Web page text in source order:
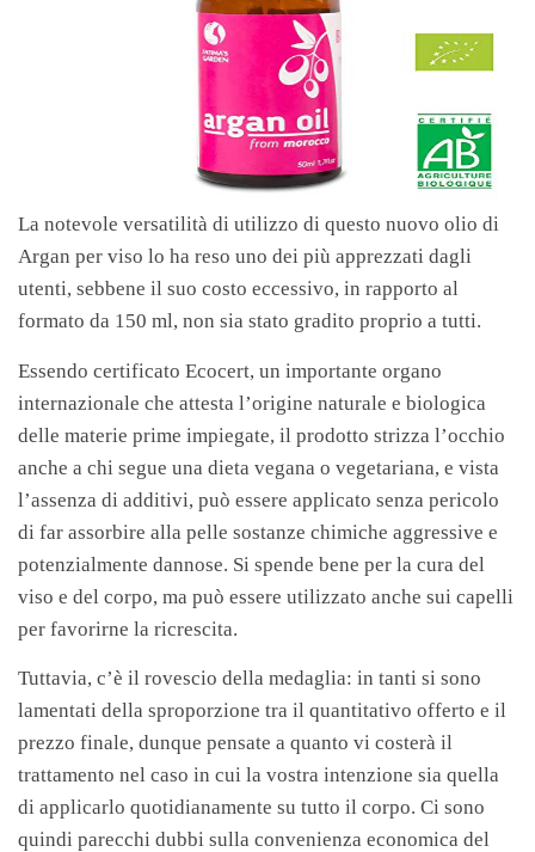
La notevole versatilità di utilizzo di questo nuovo olio di
Argan per viso lo ha reso uno dei più apprezzati dagli
utenti, sebbene il suo costo eccessivo, in rapporto al
formato da 150 ml, non sia stato gradito proprio a tutti.
Essendo certificato Ecocert, un importante organo
internazionale che attesta l’origine naturale e biologica
delle materie prime impiegate, il prodotto strizza l’occhio
anche a chi segue una dieta vegana o vegetariana, e vista
l’assenza di additivi, può essere applicato senza pericolo
di far assorbire alla pelle sostanze chimiche aggressive e
potenzialmente dannose. Si spende bene per la cura del
viso e del corpo, ma può essere utilizzato anche sui capelli
per favorirne la ricrescita.
Tuttavia, c’è il rovescio della medaglia: in tanti si sono
lamentati della sproporzione tra il quantitativo offerto e il
prezzo finale, dunque pensate a quanto vi costerà il
trattamento nel caso in cui la vostra intenzione sia quella
di applicarlo quotidianamente su tutto il corpo. Ci sono
quindi parecchi dubbi sulla convenienza economica del